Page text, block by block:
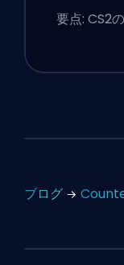
ミアの
要点: CS2
ブログ